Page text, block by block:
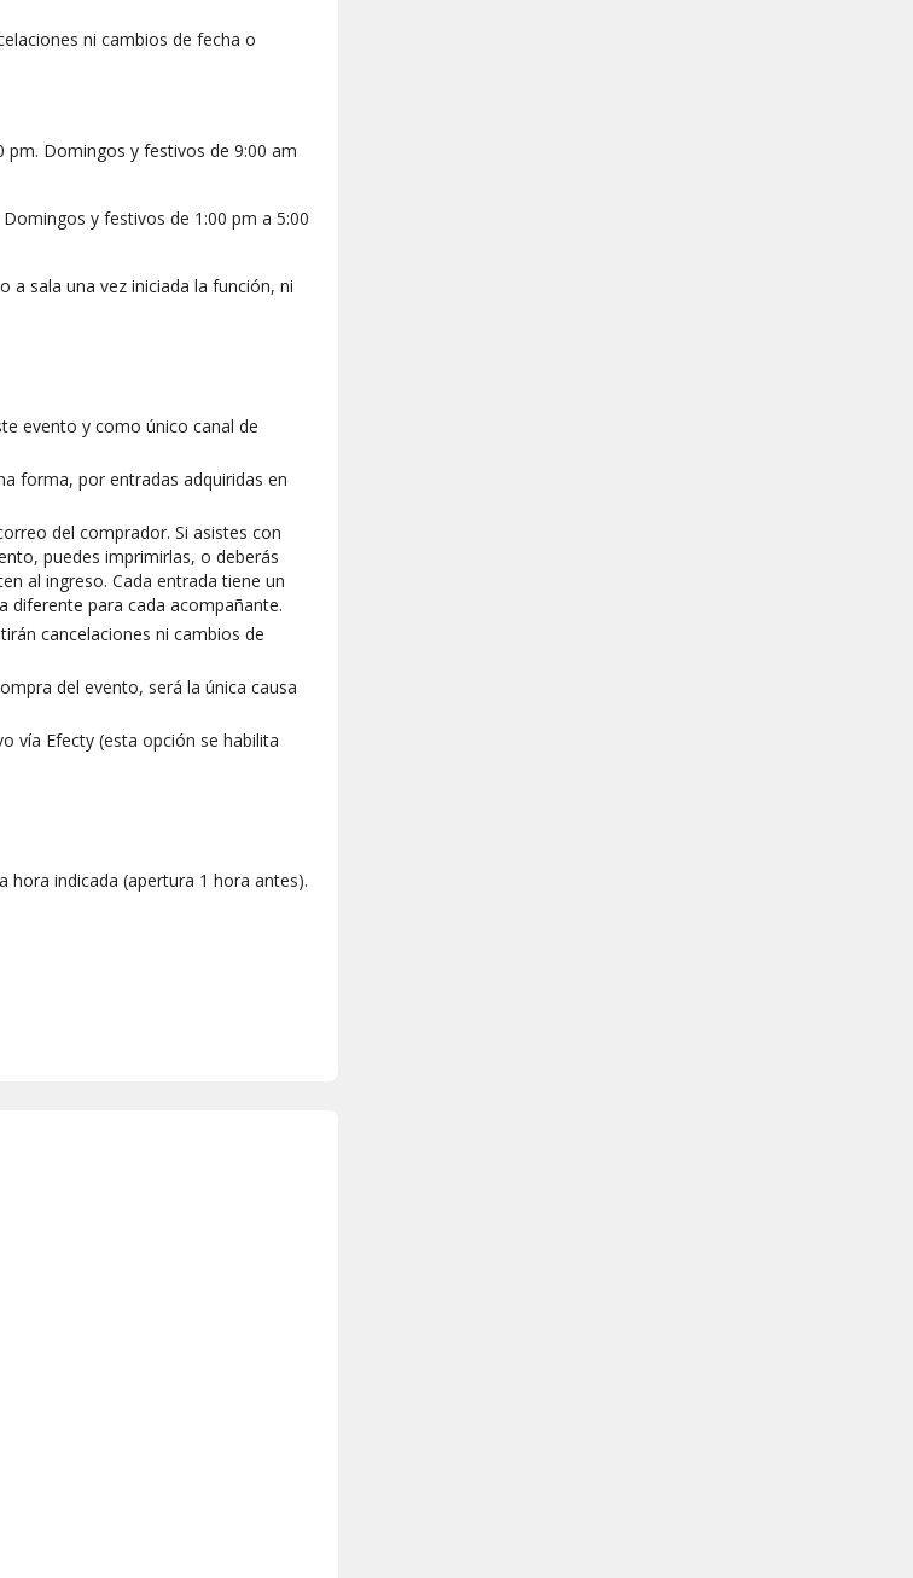
ni cambios de fecha o
pm. Domingos y festivos de 9:00 am
y festivos de 1:00 pm a 5:00
a sala una vez iniciada la función, ni
evento y como único canal de
forma, por entradas adquiridas en
del comprador. Si asistes con
puedes imprimirlas, o deberás
al ingreso. Cada entrada tiene un
diferente para cada acompañante.
cancelaciones ni cambios de
del evento, será la única causa
vía Efecty (esta opción se habilita
indicada (apertura 1 hora antes).